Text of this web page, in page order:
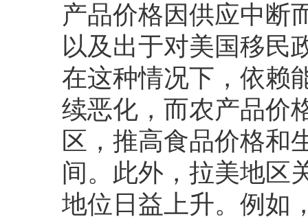
产品价格因供应中断
以及出于对美国移民
在这种情况下，依赖
续恶化，而农产品价
区，推高食品价格和
间。此外，拉美地区
地位日益上升。例如